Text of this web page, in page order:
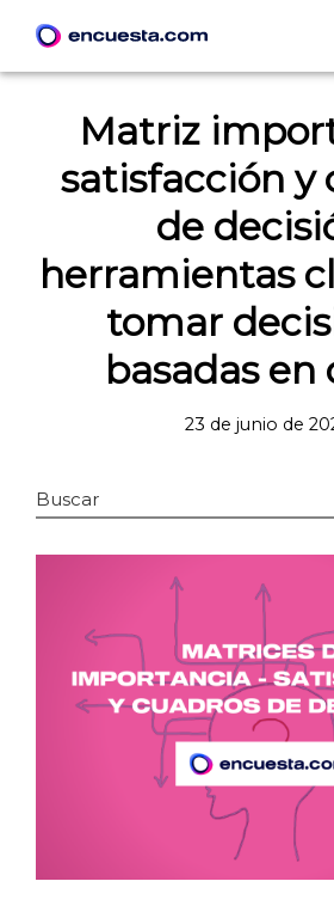
Matriz
satisfacción y
de
herramientas
tomar
basadas en
23 de junio de
Buscar